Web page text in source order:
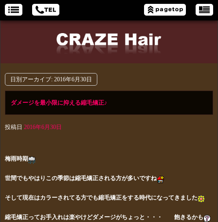
日別アーカイブ: 2016年6月30日
ダメージを最小限に抑える縮毛矯正♪
投稿日 2016年6月30日
梅雨時期
世間でもやはりこの季節は縮毛矯正される方が多いですね
そして現在はカラーされてる方でも縮毛矯正をする時代になってきました
縮毛矯正ってお手入れは楽やけどダメージがちょっと・・・ 飽きるかも